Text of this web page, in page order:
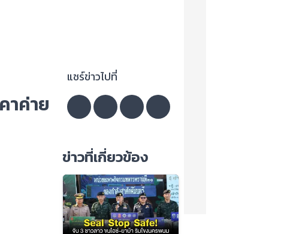
าค่าย
แชร์ข่าวไปที่
ข่าวที่เกี่ยวข้อง